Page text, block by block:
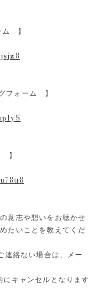
ム 】
フォーム 】
】
意志や想いをお聴かせ
たいことを教えてくだ
絡ない場合は、メー
キャンセルとなります